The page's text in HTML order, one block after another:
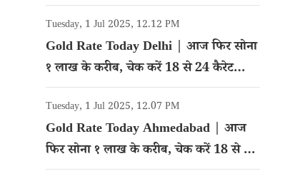
गोल्ड का रेट
Tuesday, 1 Jul 2025, 12.12 PM
Gold Rate Today Delhi | आज फिर सोना
१ लाख के करीब, चेक करें 18 से 24 कैरेट
गोल्ड का रेट
Tuesday, 1 Jul 2025, 12.07 PM
Gold Rate Today Ahmedabad | आज
फिर सोना १ लाख के करीब, चेक करें 18 से 24